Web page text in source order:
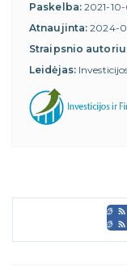
Paskelba: 2021-
Atnaujinta: 2024-
Straipsnio
Leidėjas: